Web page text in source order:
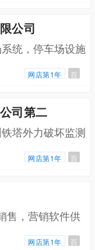
公司
统，停车场设施
网店第1年 百
司第二
塔外力破坏监测
网店第1年 百
售，营销软件供
网店第1年 百